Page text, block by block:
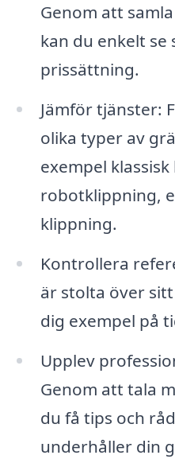
Genom att
kan du enkelt se
prissättning.
Jämför tjänster:
olika typer av
exempel
robotklippning,
klippning.
Kontrollera
är stolta över
dig exempel på
Upplev
Genom att tala
du få tips och
underhåller din